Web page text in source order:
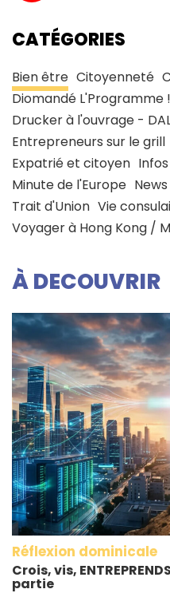
CATÉGORIES
Bien être Citoyenneté
Diomandé L'Programme !
Drucker à l'ouvrage -
Entrepreneurs sur le grill
Expatrié et citoyen
Minute de l'Europe News
Trait d'Union Vie
Voyager à Hong Kong /
À DECOUVRIR
Réflexion dominicale
Crois, vis,
partie